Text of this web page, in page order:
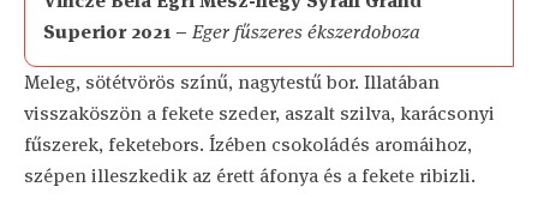
Superior 2021 – Eger fűszeres ékszerdoboza
Meleg, sötétvörös színű, nagytestű bor. Illatában
visszaköszön a fekete szeder, aszalt szilva, karácsonyi
fűszerek, feketebors. Ízében csokoládés aromáihoz,
szépen illeszkedik az érett áfonya és a fekete ribizli.